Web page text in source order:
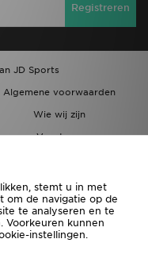
Registreren
JD Sports
Algemene voorwaarden
Wie wij zijn
Vacatures
stemt u in met
om de navigatie op de
te analyseren en te
Voorkeuren kunnen
instellingen.